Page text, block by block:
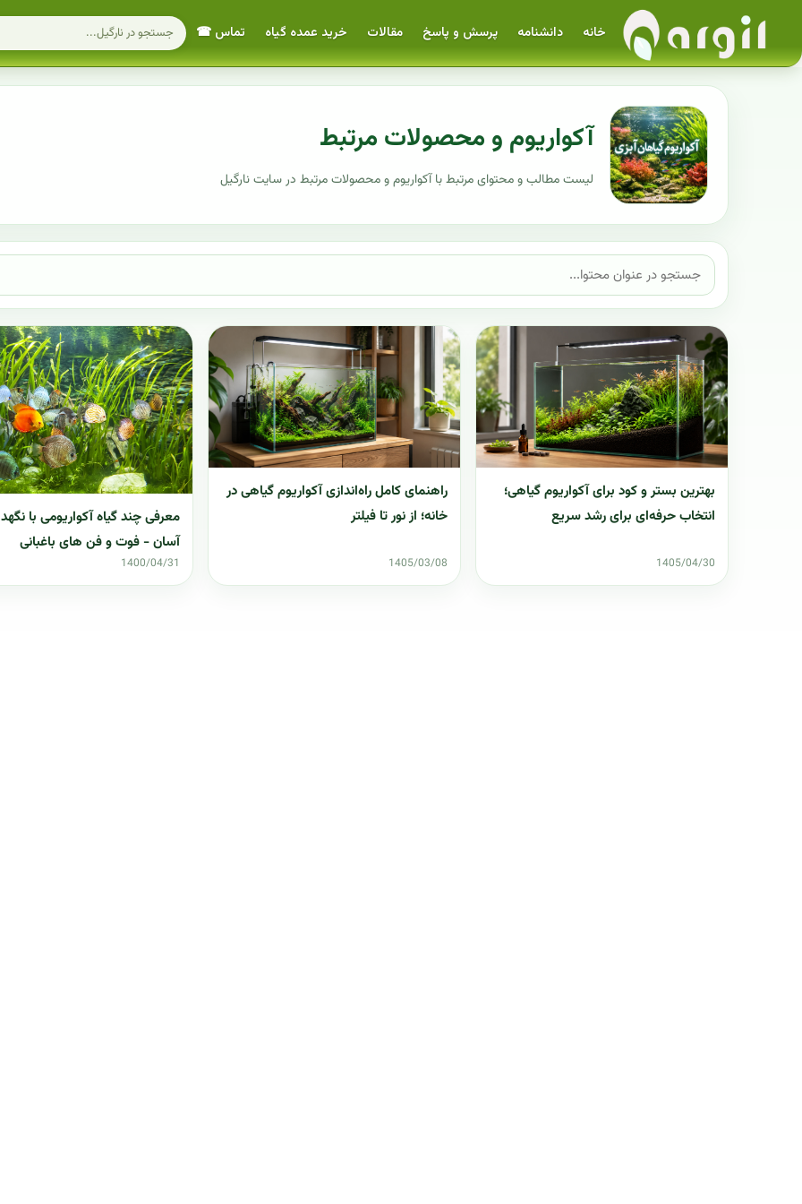
خانه دانشنامه پرسش و پاسخ مقالات خرید عمده گیاه تماس ☎
آکواریوم و محصولات مرتبط
لیست مطالب و محتوای مرتبط با آکواریوم و محصولات مرتبط در سایت نارگیل
بهترین بستر و کود برای آکواریوم گیاهی؛
انتخاب حرفه‌ای برای رشد سریع
1405/04/30
راهنمای کامل راه‌اندازی آکواریوم گیاهی در
خانه؛ از نور تا فیلتر
1405/03/08
معرفی چند گیاه آکواریومی با
آسان - فوت و فن های باغبانی
1400/04/31